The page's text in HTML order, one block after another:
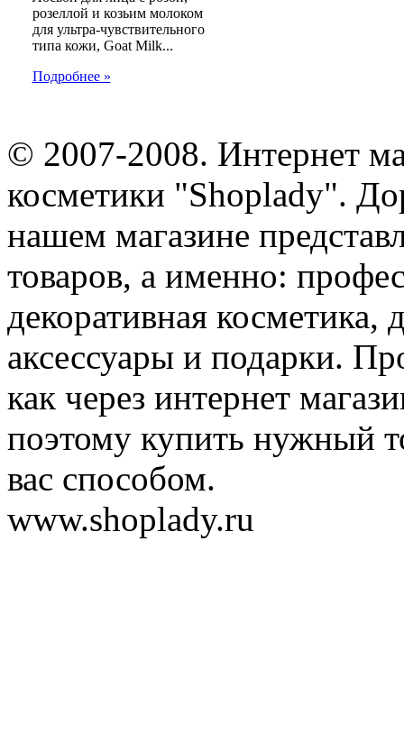
розеллой и козьим молоком
для ультра-чувствительного
типа кожи, Goat Milk...
Подробнее »
© 2007-2008. Интернет
косметики "Shoplady".
нашем магазине
товаров, а именно:
декоративная косметика,
аксессуары и подарки.
как через интернет
поэтому купить нужный
вас способом.
www.shoplady.ru